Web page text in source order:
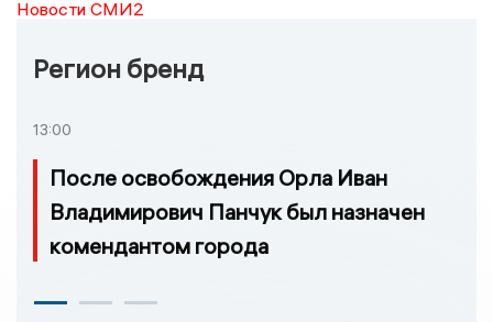
Новости СМИ2
Регион бренд
13:00
После освобождения Орла Иван
Владимирович Панчук был назначен
комендантом города